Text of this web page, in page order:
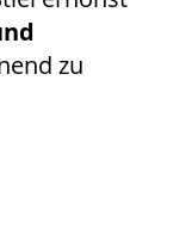
zu